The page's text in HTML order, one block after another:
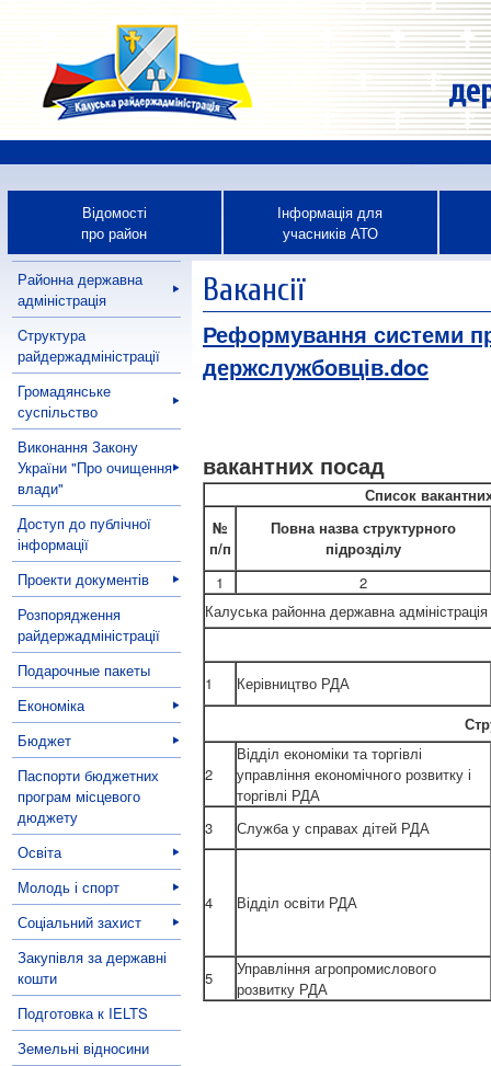
Відомості
про район
Інформація для
учасників АТО
Районна державна
адміністрація
Cтруктура
райдержадміністрації
Громадянське
суспільство
Виконання Закону
України "Про очищення
влади"
Доступ до публічної
інформації
Проекти документів
Розпорядження
райдержадміністрації
Подарочные пакеты
Економіка
Бюджет
Паспорти бюджетних
програм місцевого
дюджету
Освіта
Молодь і спорт
Соціальний захист
Закупівля за державні
кошти
Подготовка к IELTS
Земельні відносини
Вакансії
Реформування системи
держслужбовців.doc
вакантних посад
Список
№
п/п
Повна назва структурного
підрозділу
1
2
Калуська районна державна адміністрація
1
Керівництво РДА
2
Відділ економіки та торгівлі
управління економічного розвитку і
торгівлі РДА
3
Служба у справах дітей РДА
4 Відділ освіти РДА
5
Управління агропромислового
розвитку РДА